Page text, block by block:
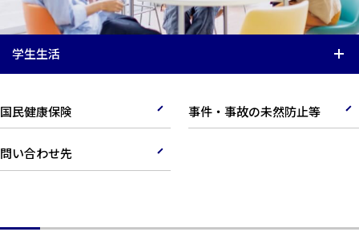
学生生活
国民健康保険 事件・事故の未然防止等
問い合わせ先